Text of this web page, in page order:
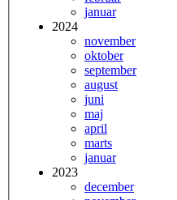
januar
2024
november
oktober
september
august
juni
maj
april
marts
januar
2023
december